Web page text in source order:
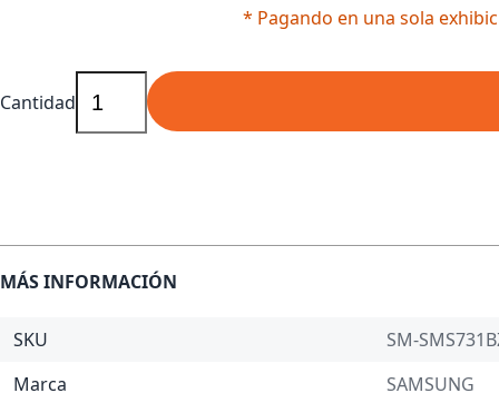
* Pagando en una sola
Cantidad
MÁS INFORMACIÓN
SKU
SM-
Marca
SAMSUNG